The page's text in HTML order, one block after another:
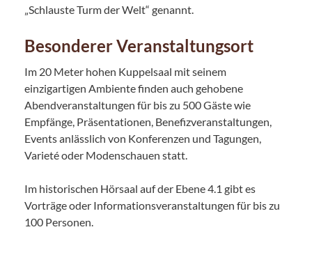
„Schlauste Turm der Welt“ genannt.
Besonderer Veranstaltungsort
Im 20 Meter hohen Kuppelsaal mit seinem
einzigartigen Ambiente finden auch gehobene
Abendveranstaltungen für bis zu 500 Gäste wie
Empfänge, Präsentationen, Benefizveranstaltungen,
Events anlässlich von Konferenzen und Tagungen,
Varieté oder Modenschauen statt.
Im historischen Hörsaal auf der Ebene 4.1 gibt es
Vorträge oder Informationsveranstaltungen für bis zu
100 Personen.